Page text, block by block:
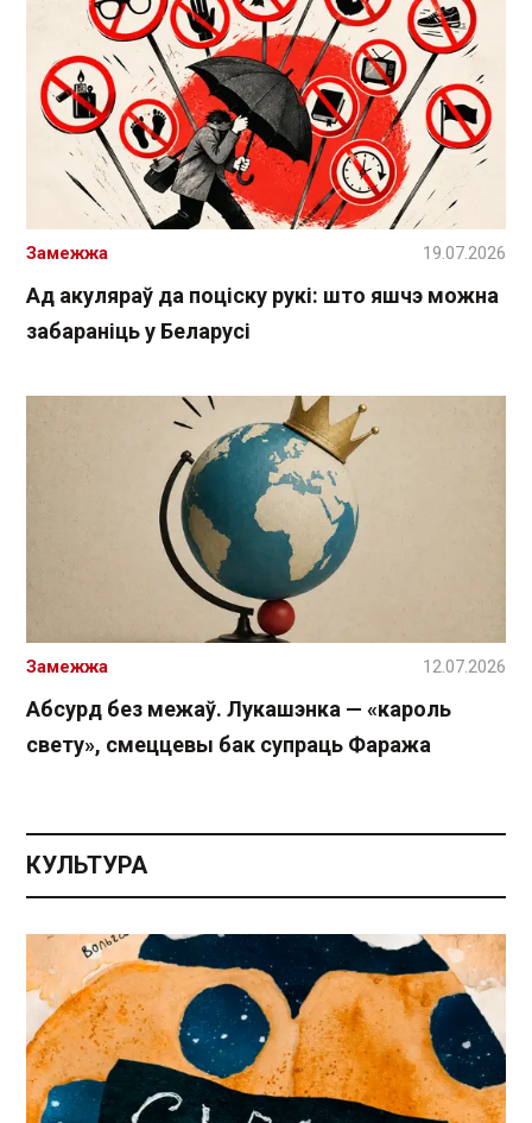
Ад акуляраў да поціску рукі: што яшчэ можна
забараніць у Беларусі
Замежжа 19.07.2026
Абсурд без межаў. Лукашэнка — «кароль
свету», смеццевы бак супраць Фаража
Замежжа 12.07.2026
КУЛЬТУРА